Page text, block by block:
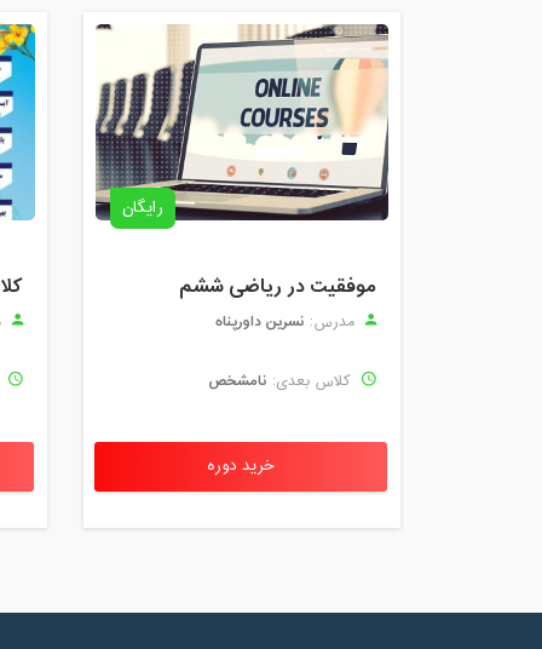
رایگان
موفقیت در ریاضی ششم
مدرس: نسرین داورپناه
کلاس بعدی: نامشخص
خرید دوره